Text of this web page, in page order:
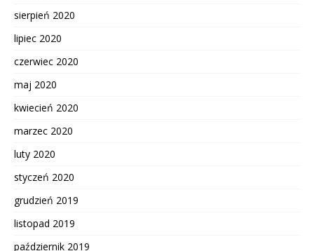
sierpień 2020
lipiec 2020
czerwiec 2020
maj 2020
kwiecień 2020
marzec 2020
luty 2020
styczeń 2020
grudzień 2019
listopad 2019
październik 2019